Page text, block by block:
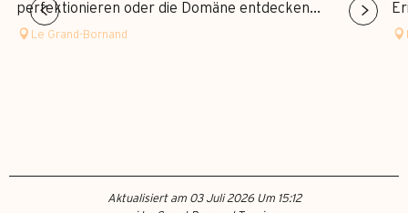
perfektionieren oder die Domäne entdecken...
Le Grand-Bornand
Aktualisiert am 03 Juli 2026 Um 15:12